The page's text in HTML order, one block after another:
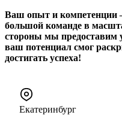
Ваш опыт и компетенции
большой команде в
стороны мы предоставим
ваш потенциал смог
достигать успеха!
Екатеринбург